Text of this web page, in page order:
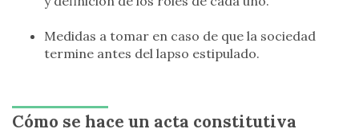
Medidas a tomar en caso de que la sociedad
termine antes del lapso estipulado.
Cómo se hace un acta constitutiva